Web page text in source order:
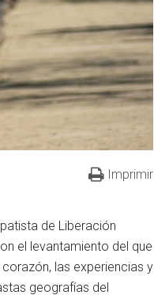
Imprimir
de Liberación
el levantamiento del que
las experiencias y
geografías del